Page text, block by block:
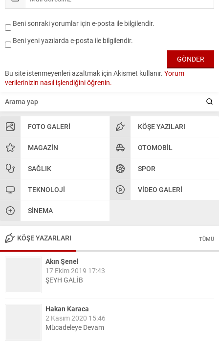
FOTO GALERI KÖŞE YAZILARI
MAGAZIN OTOMOBIL
SAĞLIK SPOR
TEKNOLOJI VIDEO GALERI
SINEMA
KÖŞE YAZARLARI TÜMÜ
Akın Şenel
17 Ekim 2019 17:43
ŞEYH GALİB
Hakan Karaca
2 Kasım 2020 15:46
Mücadeleye Devam
Beni sonraki yorumlar için e-posta ile bilgilendir.
Beni yeni yazılarda e-posta ile bilgilendir.
Bu site istenmeyenleri azaltmak için Akismet kullanır. Yorum
verilerinizin nasıl işlendiğini öğrenin.